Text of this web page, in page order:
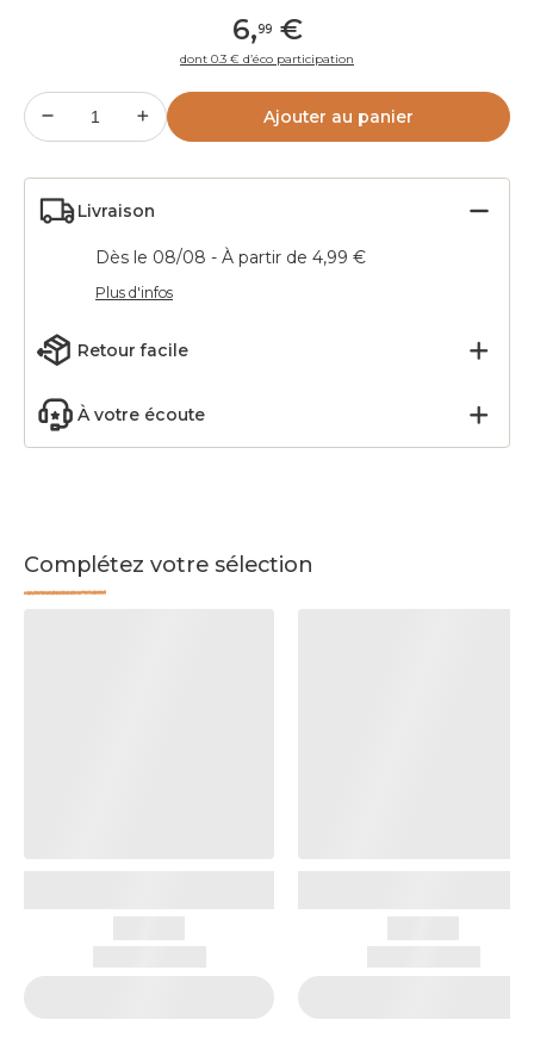
6,99€
dont 0.3 € d’éco participation
Ajouter au panier
Livraison
Dès le 08/08 - À partir de 4,99 €
Plus d'infos
Retour facile
À votre écoute
Complétez votre sélection